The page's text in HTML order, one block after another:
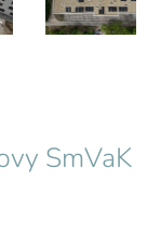
SmVaK